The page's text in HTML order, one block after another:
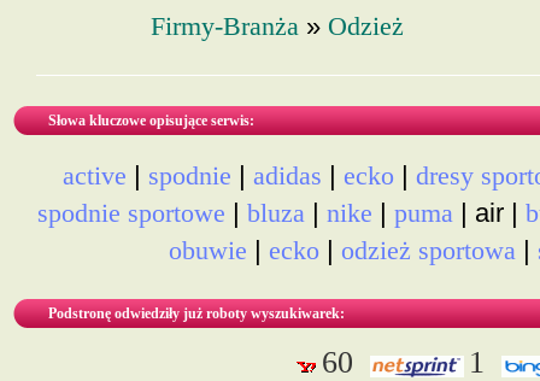
Firmy-Branża » Odzież
Słowa kluczowe opisujące serwis:
active | spodnie | adidas | ecko |dresy
spodnie sportowe | bluza | nike | puma | air |
obuwie | ecko | odzież sportowa |
Podstronę odwiedziły już roboty wyszukiwarek:
60 1